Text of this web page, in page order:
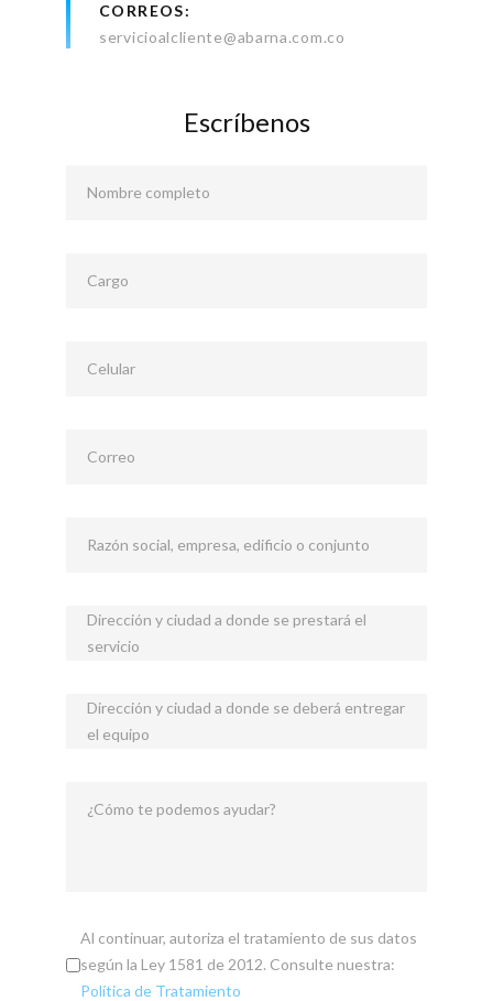
CORREOS
servicioalcliente@abarna.com.co
Escríbenos
Nombre completo
Cargo
Celular
Correo
Razón social, empresa, edificio o conjunto
Dirección y ciudad a donde se prestará el
servicio
Dirección y ciudad a donde se deberá entregar
el equipo
¿Cómo te podemos ayudar?
Al continuar, autoriza el tratamiento de sus datos
según la Ley 1581 de 2012. Consulte nuestra:
Política de Tratamiento